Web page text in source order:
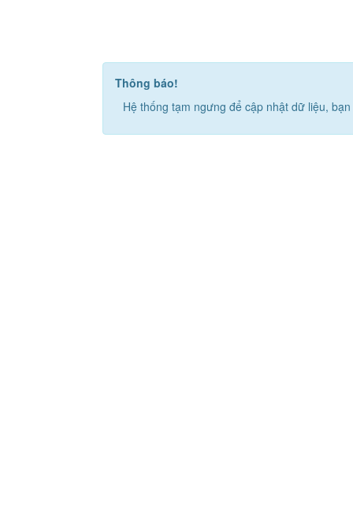
Thông báo!
Hệ thống tạm ngưng để cập nhật dữ liệu,